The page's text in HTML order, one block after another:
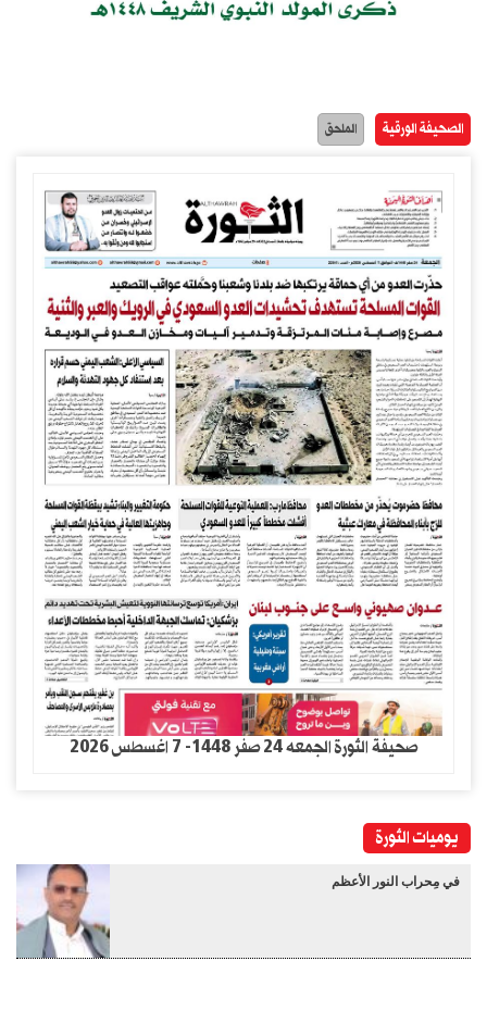
الصحيفة الورقية الملحق
صحيفة الثورة الجمعه 24 صفر 1448- 7 اغسطس 2026
يوميات الثورة
في مِحراب النور الأعظم